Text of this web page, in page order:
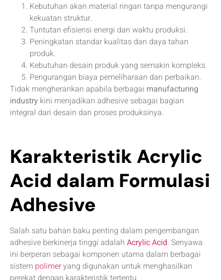
Kebutuhan akan material ringan tanpa mengurangi
kekuatan struktur.
Tuntutan efisiensi energi dan waktu produksi.
Peningkatan standar kualitas dan daya tahan
produk.
Kebutuhan desain produk yang semakin kompleks.
Pengurangan biaya pemeliharaan dan perbaikan.
Tidak mengherankan apabila berbagai manufacturing
industry kini menjadikan adhesive sebagai bagian
integral dari desain dan proses produksinya.
Karakteristik Acrylic
Acid dalam Formulasi
Adhesive
Salah satu bahan baku penting dalam pengembangan
adhesive berkinerja tinggi adalah Acrylic Acid. Senyawa
ini berperan sebagai komponen utama dalam berbagai
sistem polimeryang digunakan untuk menghasilkan